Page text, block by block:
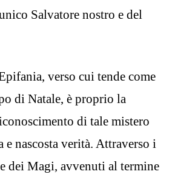
Salvatore nostro e del
verso cui tende come
di Natale, è proprio la
di tale mistero
e nascosta verità. Attraverso i
dei Magi, avvenuti al termine